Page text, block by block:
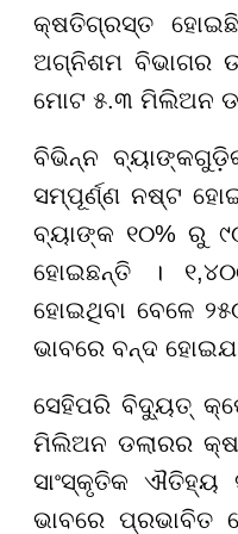
କ୍ଷତିଗ୍ରସ୍ତ
ଅଗ୍ନିଶମ ବିଭାଗର
ମୋଟ ୫.୩ ମିଲିଅନ
ବିଭିନ୍ନ
ସମ୍ପୂର୍ଣ୍ଣ ନଷ୍ଟ
ବ୍ୟାଙ୍କ ୧୦% ରୁ
ହୋଇଛନ୍ତି ।
ହୋଇଥିବା ବେଳେ
ଭାବରେ ବନ୍ଦ
ସେହିପରି ବିଦ୍ୟୁତ୍
ମିଲିଅନ ଡଲାରର
ସାଂସ୍କୃତିକ
ଭାବରେ ପ୍ରଭାବିତ